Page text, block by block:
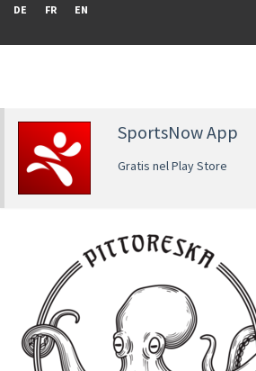
DE FR EN
SportsNow App
Gratis nel Play Store